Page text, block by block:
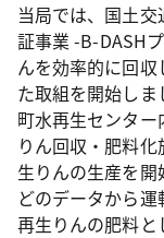
当局では、国土
証事業 -B-DASH
んを効率的に回
た取組を開始し
町水再生センター
りん回収・肥料
生りんの生産を
どのデータから
再生りんの肥料と